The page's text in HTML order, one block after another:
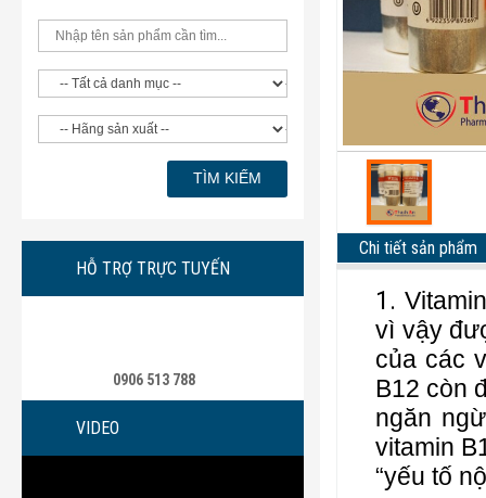
HỖ TRỢ TRỰC TUYẾN
0906 513 788
VIDEO
Chi tiết sản phẩm
vì vậy
của các
B12 còn
ngăn
vitamin
“yếu tố